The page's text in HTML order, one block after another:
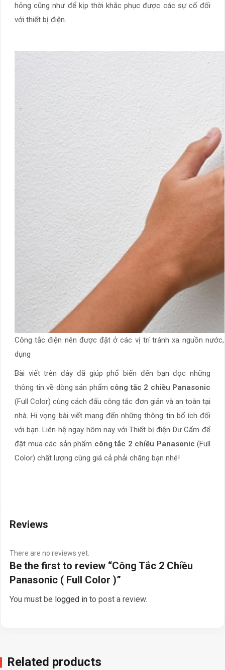
hỏng cũng như để kịp thời khắc phục được các sự cố đối
với thiết bị điện.
Công tắc điện nên được đặt ở các vị trí tránh xa nguồn
dụng
Bài viết trên đây đã giúp phổ biến đến bạn đọc những
thông tin về dòng sản phẩm công tắc 2 chiều Panasonic
(Full Color) cùng cách đấu công tắc đơn giản và an toàn tại
nhà. Hi vọng bài viết mang đến những thông tin bổ ích đối
với bạn. Liên hệ ngay hôm nay với Thiết bị điện Dư Cẩm để
đặt mua các sản phẩm công tắc 2 chiều Panasonic (Full
Color) chất lượng cùng giá cả phải chăng bạn nhé!
Reviews
There are no reviews yet.
Be the first to review “Công Tắc 2 Chiều
Panasonic ( Full Color )”
You must be logged in to post a review.
Related products